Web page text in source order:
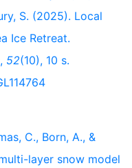
S. (2025). Local
Ice Retreat.
, 52(10), 10 s.
C., Born, A., &
layer snow model